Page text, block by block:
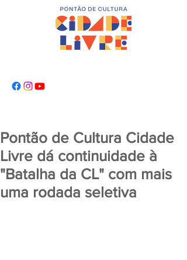
Pontão de Cultura Cidade
Livre dá continuidade à
"Batalha da CL" com mais
uma rodada seletiva